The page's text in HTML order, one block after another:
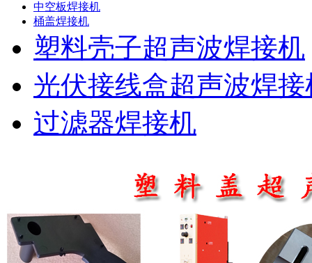
中空板焊接机
桶盖焊接机
塑料壳子超声波焊接机
光伏接线盒超声波焊接
过滤器焊接机